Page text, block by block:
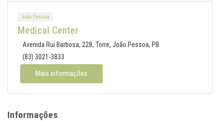
João Pessoa
Medical Center
Avenida Rui Barbosa, 228, Torre, João Pessoa, PB
(83) 3021-3833
Mais informações
Informações